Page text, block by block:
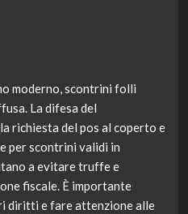
moderno, scontrini folli
La difesa del
richiesta del pos al coperto e
per scontrini validi in
a evitare truffe e
fiscale. È importante
diritti e fare attenzione alle